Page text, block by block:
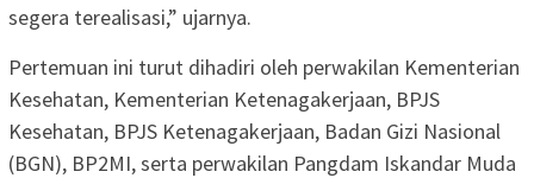
segera terealisasi,” ujarnya.
Pertemuan ini turut dihadiri oleh perwakilan Kementerian
Kesehatan, Kementerian Ketenagakerjaan, BPJS
Kesehatan, BPJS Ketenagakerjaan, Badan Gizi Nasional
(BGN), BP2MI, serta perwakilan Pangdam Iskandar Muda